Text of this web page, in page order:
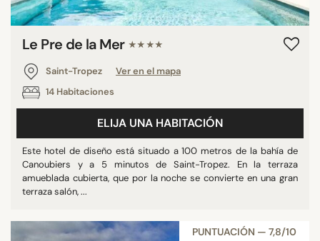
Le Pre de la Mer ★★★★
Saint-Tropez
Ver en el mapa
14 Habitaciones
ELIJA UNA HABITACIÓN
Este hotel de diseño está situado a 100 metros de la bahía de
Canoubiers y a 5 minutos de Saint-Tropez. En la terraza
amueblada cubierta, que por la noche se convierte en una gran
terraza salón, ...
PUNTUACIÓN — 7,8/10